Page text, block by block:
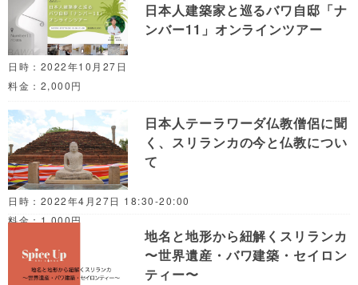
日本人建築家と巡るバワ自邸「ナ
ンバー11」オンラインツアー
日時：2022年10月27日
料金：2,000円
日本人テーラワーダ仏教僧侶に聞
く、スリランカの今と仏教につい
て
日時：2022年4月27日 18:30-20:00
料金：1,000円
地名と地形から紐解くスリランカ
〜世界遺産・バワ建築・セイロン
ティー〜